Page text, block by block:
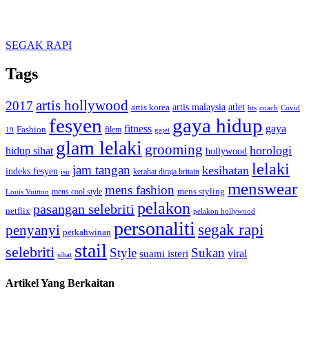
SEGAK RAPI
Tags
2017 artis hollywood artis korea artis malaysia atlet bts coach Covid
19 Fashion fesyen filem fitness gajet gaya hidup gaya
hidup sihat glam lelaki grooming hollywood horologi
indeks fesyen isu jam tangan kerabat diraja britain kesihatan lelaki
Louis Vuitton mens cool style mens fashion mens styling menswear
netflix pasangan selebriti pelakon pelakon hollywood
penyanyi perkahwinan personalitisegak rapi
selebriti sihat stail Style suami isteri Sukan viral
Artikel Yang Berkaitan